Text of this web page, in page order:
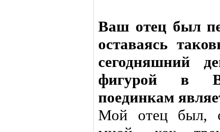
Ваш отец был
оставаясь
сегодняшний
фигурой в
поединкам
Мой отец был,